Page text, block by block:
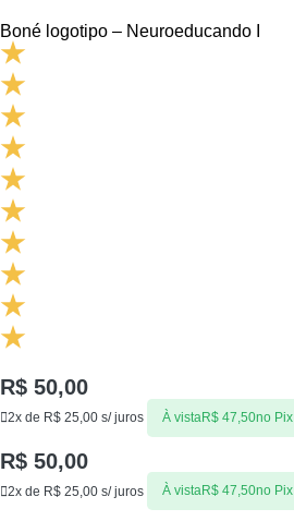
Boné logotipo – Neuroeducando I
R$ 50,00
2x de R$ 25,00 s/ juros À vistaR$47,50no Pix
R$ 50,00
2x de R$ 25,00 s/ juros À vistaR$47,50no Pix